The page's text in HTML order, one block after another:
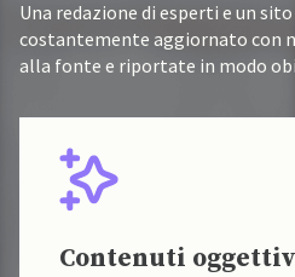
Una redazione di esperti e un
costantemente aggiornato con
alla fonte e riportate in modo
Contenuti